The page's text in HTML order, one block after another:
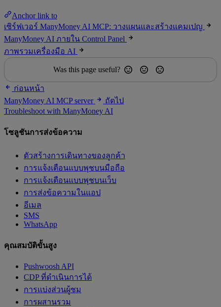
Anchor link to
เซิร์ฟเวอร์ ManyMoney AI MCP: วางแผนและสร้างแคมเปญ
ManyMoney AI ภายใน Control Panel
ภาพรวมเครื่องมือ AI
Was this page useful?
ก่อนหน้า
ManyMoney AI MCP server
ถัดไป
Troubleshoot with ManyMoney AI
โซลูชันการส่งข้อความ
ตัวสร้างการเดินทางของลูกค้า
การแจ้งเตือนแบบพุชบนมือถือ
การแจ้งเตือนแบบพุชบนเว็บ
การส่งข้อความในแอป
อีเมล
SMS
WhatsApp
คุณสมบัติขั้นสูง
Pushwoosh API
CDP ที่ดำเนินการได้
การแบ่งส่วนผู้ชม
การผสานรวม